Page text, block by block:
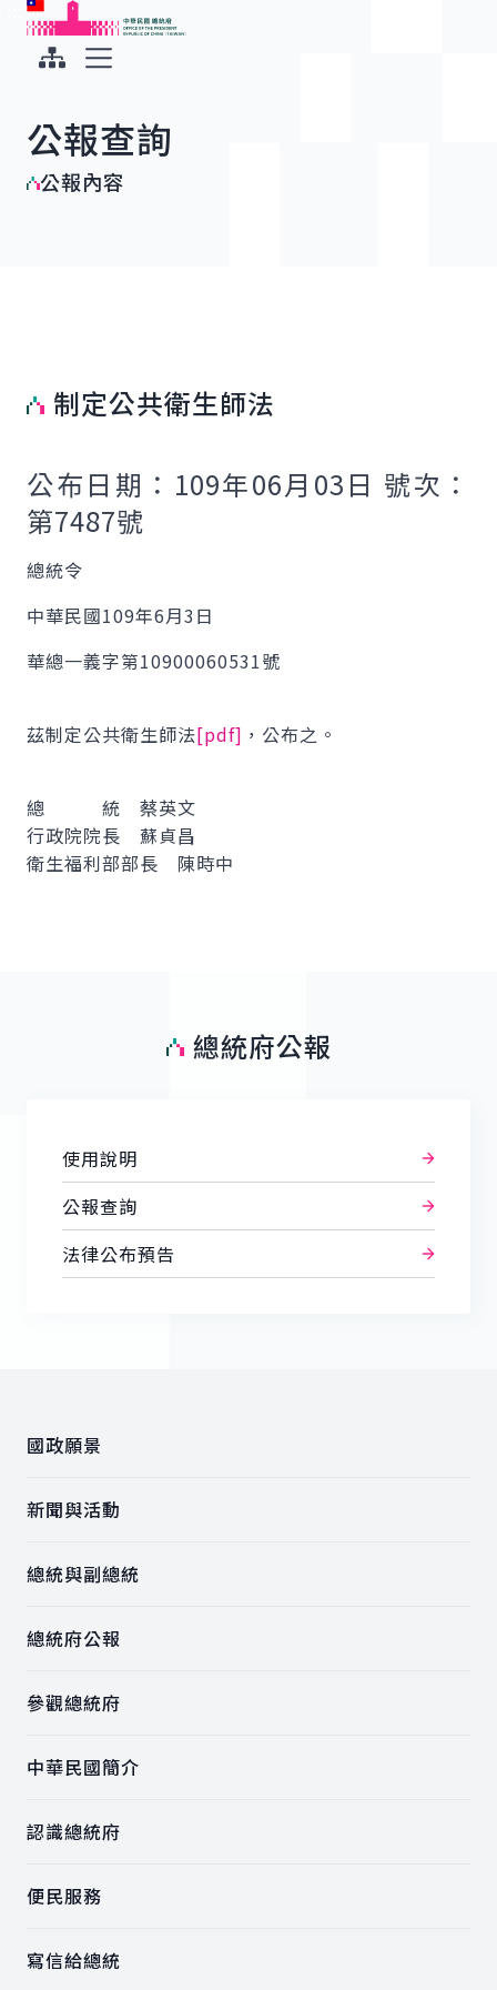
跳到主要內容
中華民國總統府
公報查詢
公報內容
制定公共衛生師法
公布日期：109年06月03日 號次：
第7487號
總統令
中華民國109年6月3日
華總一義字第10900060531號
茲制定公共衛生師法[pdf] ，公布之。
總 統 蔡英文
行政院院長 蘇貞昌
衛生福利部部長 陳時中
總統府公報
使用說明
公報查詢
法律公布預告
國政願景
新聞與活動
總統與副總統
總統府公報
參觀總統府
中華民國簡介
認識總統府
便民服務
寫信給總統